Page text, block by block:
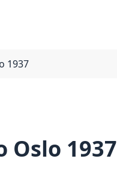
1937
Oslo 1937